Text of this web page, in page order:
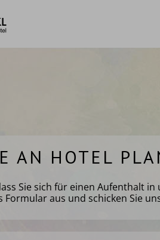
AN HOTEL
Sie sich für einen Aufenthalt
Formular aus und schicken Sie